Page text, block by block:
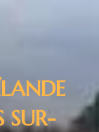
SUR-